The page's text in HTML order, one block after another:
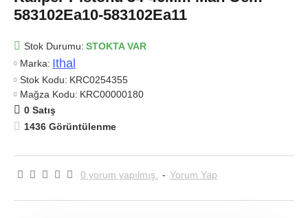
583102Ea10-583102Ea11
Stok Durumu: STOKTA VAR
Marka: Ithal
Stok Kodu: KRC0254355
Mağza Kodu: KRC00000180
0 Satış
1436 Görüntülenme
0 yorum yapılmış. - Yorum Yap